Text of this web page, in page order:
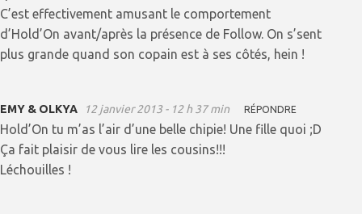
C’est effectivement amusant le comportement
d’Hold’On avant/après la présence de Follow. On s’sent
plus grande quand son copain est à ses côtés, hein !
EMY & OLKYA 12 janvier 2013 - 12 h 37 min RÉPONDRE
Hold’On tu m’as l’air d’une belle chipie! Une fille quoi ;D
Ça fait plaisir de vous lire les cousins!!!
Léchouilles !